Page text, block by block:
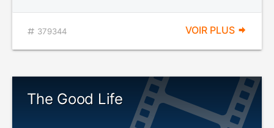
379344 VOIR PLUS
The Good Life